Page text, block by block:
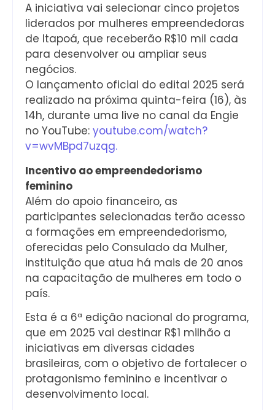
A iniciativa vai selecionar cinco projetos
liderados por mulheres empreendedoras
de Itapoá, que receberão R$10 mil cada
para desenvolver ou ampliar seus
negócios.
O lançamento oficial do edital 2025 será
realizado na próxima quinta-feira (16), às
14h, durante uma live no canal da Engie
no YouTube: youtube.com/watch?
v=wvMBpd7uzqg.
Incentivo ao empreendedorismo
feminino
Além do apoio financeiro, as
participantes selecionadas terão acesso
a formações em empreendedorismo,
oferecidas pelo Consulado da Mulher,
instituição que atua há mais de 20 anos
na capacitação de mulheres em todo o
país.
Esta é a 6ª edição nacional do programa,
que em 2025 vai destinar R$1 milhão a
iniciativas em diversas cidades
brasileiras, com o objetivo de fortalecer o
protagonismo feminino e incentivar o
desenvolvimento local.